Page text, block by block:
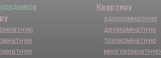
Квартиру
однокомнатную
двухкомнатную
трехкомнатную
многокомнатную